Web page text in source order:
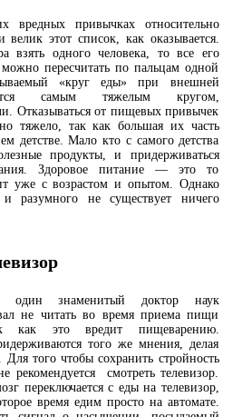
вредных привычках относительно
этот список, как оказывается.
взять одного человека, то все его
можно пересчитать по пальцам одной
«круг еды» при внешней
самым тяжелым кругом,
Отказываться от пищевых привычек
тяжело, так как большая их часть
детстве. Мало кто с самого детства
продукты, и придерживаться
Здоровое питание — это то
уже с возрастом и опытом. Однако
и разумного не существует ничего
один знаменитый доктор наук
не читать во время приема пищи
как это вредит пищеварению.
того же мнения, делая
того чтобы сохранить стройность
рекомендуется смотреть телевизор.
переключается с еды на телевизор,
время едим просто на автомате.